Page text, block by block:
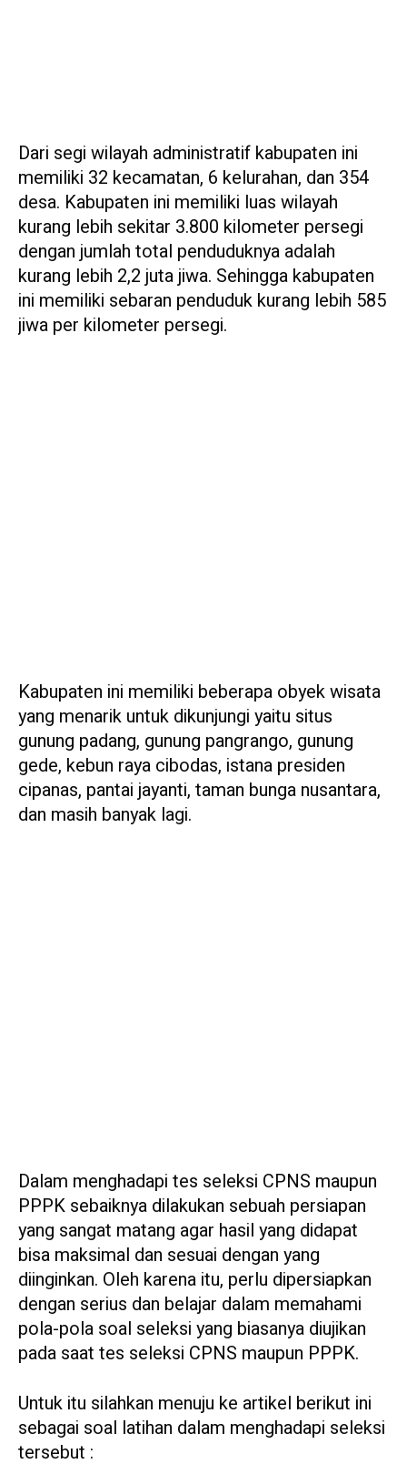
Dari segi wilayah administratif kabupaten ini
memiliki 32 kecamatan, 6 kelurahan, dan 354
desa. Kabupaten ini memiliki luas wilayah
kurang lebih sekitar 3.800 kilometer persegi
dengan jumlah total penduduknya adalah
kurang lebih 2,2 juta jiwa. Sehingga kabupaten
ini memiliki sebaran penduduk kurang lebih 585
jiwa per kilometer persegi.
Kabupaten ini memiliki beberapa obyek wisata
yang menarik untuk dikunjungi yaitu situs
gunung padang, gunung pangrango, gunung
gede, kebun raya cibodas, istana presiden
cipanas, pantai jayanti, taman bunga nusantara,
dan masih banyak lagi.
Dalam menghadapi tes seleksi CPNS maupun
PPPK sebaiknya dilakukan sebuah persiapan
yang sangat matang agar hasil yang didapat
bisa maksimal dan sesuai dengan yang
diinginkan. Oleh karena itu, perlu dipersiapkan
dengan serius dan belajar dalam memahami
pola-pola soal seleksi yang biasanya diujikan
pada saat tes seleksi CPNS maupun PPPK.
Untuk itu silahkan menuju ke artikel berikut ini
sebagai soal latihan dalam menghadapi seleksi
tersebut :